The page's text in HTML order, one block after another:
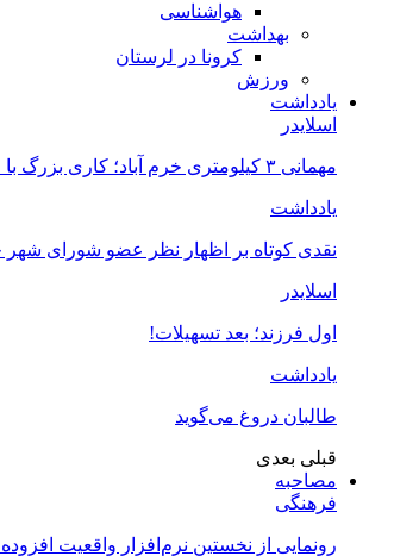
هواشناسی
بهداشت
کرونا در لرستان
ورزش
یادداشت
اسلایدر
مهمانی ۳ کیلومتری خرم آباد؛ کاری بزرگ با چند نقد کوچک
یادداشت
نقدی کوتاه بر اظهار نظر عضو شورای شهر
اسلایدر
اول فرزند؛ بعد تسهیلات!
یادداشت
طالبان دروغ می‌گوید
قبلی بعدی
مصاحبه
فرهنگی
رونمایی از نخستین نرم‌افزار واقعیت